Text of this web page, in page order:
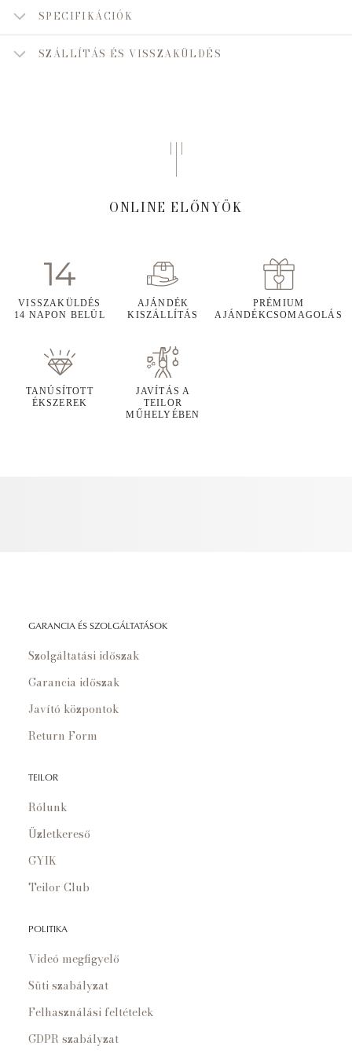
SPECIFIKÁCIÓK
SZÁLLÍTÁS ÉS VISSZAKÜLDÉS
ONLINE ELŐNYÖK
VISSZAKÜLDÉS
14 NAPON BELÜL
AJÁNDÉK
KISZÁLLÍTÁS
PRÉMIUM
AJÁNDÉKCSOMAGOLÁS
TANÚSÍTOTT
ÉKSZEREK
JAVÍTÁS A
TEILOR
MŰHELYÉBEN
GARANCIA ÉS SZOLGÁLTATÁSOK
Szolgáltatási időszak
Garancia időszak
Javító központok
Return Form
TEILOR
Rólunk
Üzletkereső
GYIK
Teilor Club
POLITIKA
Videó megfigyelő
Süti szabályzat
Felhasználási feltételek
GDPR szabályzat